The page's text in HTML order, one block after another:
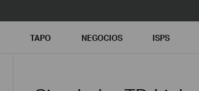
TAPO NEGOCIOS ISPS